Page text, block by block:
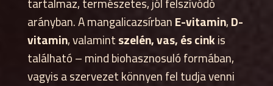
arányban. A mangalicazsírbanE-vitamin,D-
vitamin, valamintszelén, vas, és cinkis
található – mind biohasznosuló formában,
vagyis a szervezet könnyen fel tudja venni